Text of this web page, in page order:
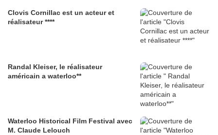
Clovis Cornillac est un acteur et
réalisateur ****
Randal Kleiser, le réalisateur
américain a waterloo**
Waterloo Historical Film Festival avec
M. Claude Lelouch